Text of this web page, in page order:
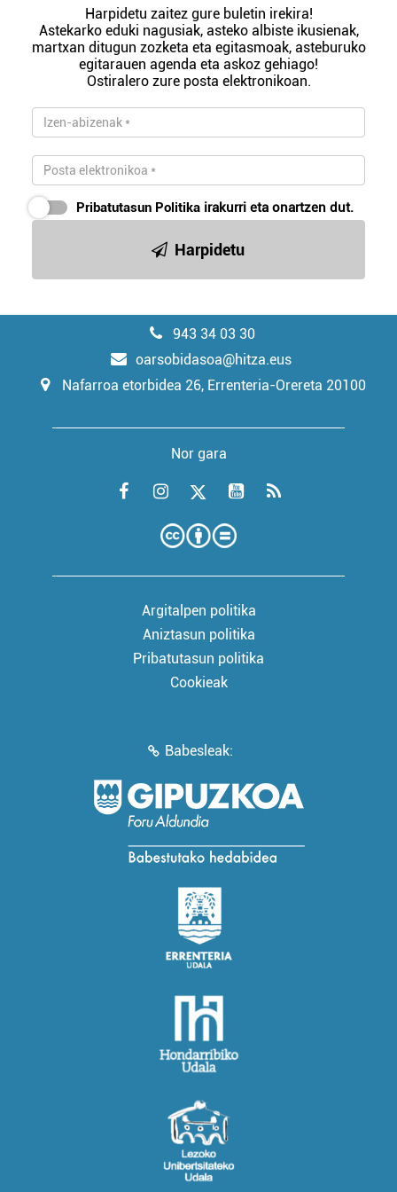
Harpidetu zaitez gure buletin irekira!
Astekarko eduki nagusiak, asteko albiste ikusienak,
martxan ditugun zozketa eta egitasmoak, asteburuko
egitarauen agenda eta askoz gehiago!
Ostiralero zure posta elektronikoan.
Pribatutasun Politika irakurri eta onartzen dut.
Harpidetu
943 34 03 30
oarsobidasoa@hitza.eus
Nafarroa etorbidea 26, Errenteria-Orereta 20100
Nor gara
Argitalpen politika
Aniztasun politika
Pribatutasun politika
Cookieak
Babesleak: